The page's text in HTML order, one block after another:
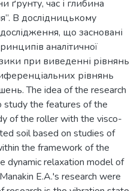
ґрунту, час і глибина
В дослідницькому
що засновані
аналітичної
при виведенні рівнянь
рівнянь
The idea of the research
the features of the
of the roller with the visco-
soil based on studies of
the framework of the
dynamic relaxation model of
E.A.'s research were